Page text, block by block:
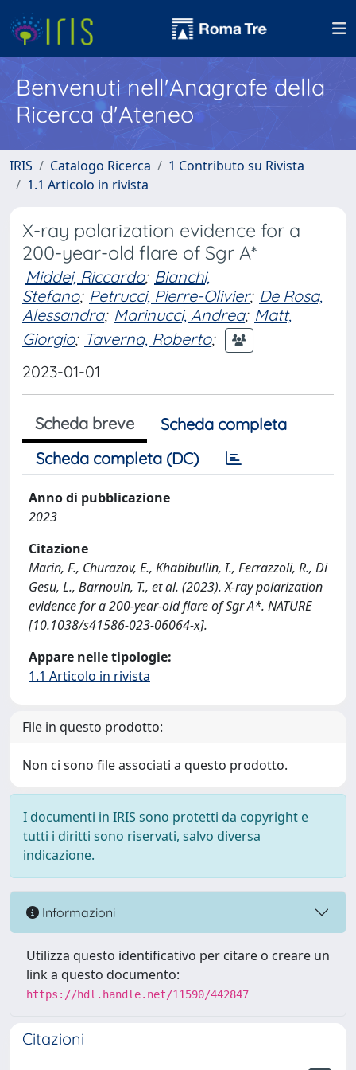
Benvenuti nell'Anagrafe della
Ricerca d'Ateneo
IRIS Catalogo Ricerca
1 Contributo su Rivista
1.1 Articolo in rivista
X-ray polarization evidence for a
200-year-old flare of Sgr A*
Middei, Riccardo; Bianchi,
Stefano; Petrucci, Pierre-Olivier; De Rosa,
Alessandra; Marinucci, Andrea; Matt,
Giorgio; Taverna, Roberto;
2023-01-01
Scheda breve
Scheda completa
Scheda completa (DC)
Anno di pubblicazione
2023
Citazione
Marin, F., Churazov, E., Khabibullin, I., Ferrazzoli, R., Di
Gesu, L., Barnouin, T., et al. (2023). X-ray polarization
evidence for a 200-year-old flare of Sgr A*. NATURE
[10.1038/s41586-023-06064-x].
Appare nelle tipologie:
1.1 Articolo in rivista
File in questo prodotto:
Non ci sono file associati a questo prodotto.
I documenti in IRIS sono protetti da copyright e
tutti i diritti sono riservati, salvo diversa
indicazione.
Informazioni
Utilizza questo identificativo per citare o creare un
link a questo documento:
https://hdl.handle.net/11590/442847
Citazioni